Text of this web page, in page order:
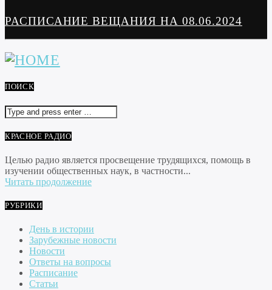
РАСПИСАНИЕ ВЕЩАНИЯ НА 08.06.2024
ПОИСК
КРАСНОЕ РАДИО
Целью радио является просвещение трудящихся, помощь в
изучении общественных наук, в частности...
Читать продолжение
РУБРИКИ
День в истории
Зарубежные новости
Новости
Ответы на вопросы
Расписание
Статьи